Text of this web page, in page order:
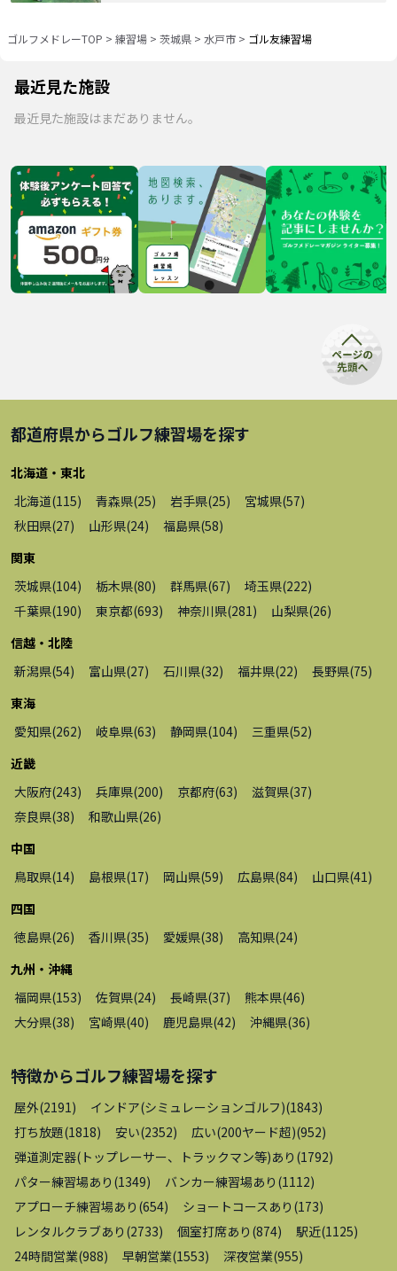
ゴルフメドレーTOP > 練習場 > 茨城県 > 水戸市 > ゴル友練習場
最近見た施設
最近見た施設はまだありません。
都道府県からゴルフ練習場を探す
北海道・東北
北海道(115) 青森県(25) 岩手県(25) 宮城県(57)
秋田県(27) 山形県(24) 福島県(58)
関東
茨城県(104) 栃木県(80) 群馬県(67) 埼玉県(222)
千葉県(190) 東京都(693) 神奈川県(281) 山梨県(26)
信越・北陸
新潟県(54) 富山県(27) 石川県(32) 福井県(22) 長野県(75)
東海
愛知県(262) 岐阜県(63) 静岡県(104) 三重県(52)
近畿
大阪府(243) 兵庫県(200) 京都府(63) 滋賀県(37)
奈良県(38) 和歌山県(26)
中国
鳥取県(14) 島根県(17) 岡山県(59) 広島県(84) 山口県(41)
四国
徳島県(26) 香川県(35) 愛媛県(38) 高知県(24)
九州・沖縄
福岡県(153) 佐賀県(24) 長崎県(37) 熊本県(46)
大分県(38) 宮崎県(40) 鹿児島県(42) 沖縄県(36)
特徴からゴルフ練習場を探す
屋外(2191) インドア(シミュレーションゴルフ)(1843)
打ち放題(1818) 安い(2352) 広い(200ヤード超)(952)
弾道測定器(トップレーサー、トラックマン等)あり (1792)
パター練習場あり (1349) バンカー練習場あり (1112)
アプローチ練習場あり (654) ショートコースあり (173)
レンタルクラブあり (2733) 個室打席あり (874) 駅近(1125)
24時間営業(988) 早朝営業(1553) 深夜営業(955)